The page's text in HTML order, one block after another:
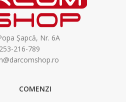
Șapcă, Nr. 6A
216-789
COMENZI